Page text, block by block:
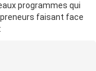
programmes qui
faisant face